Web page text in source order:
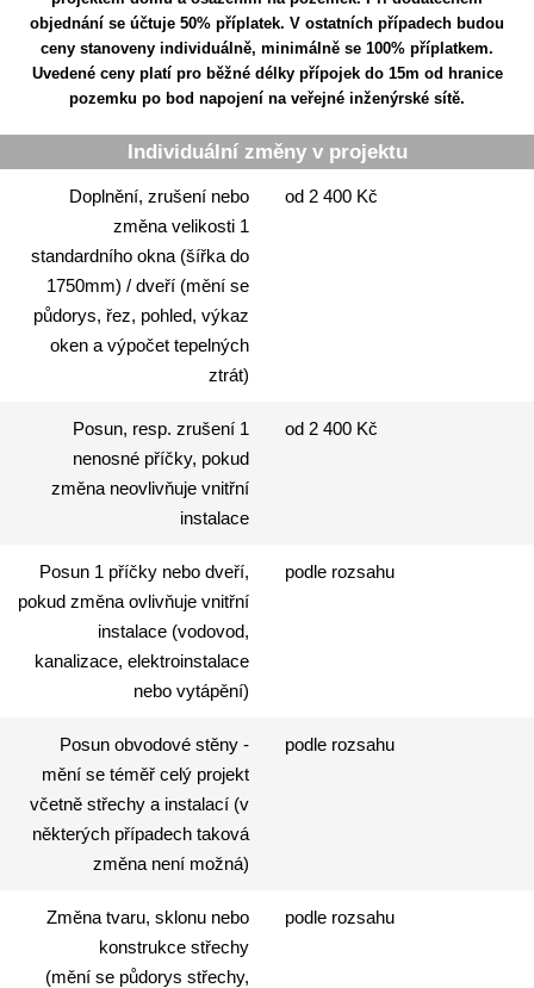
objednání se účtuje 50% příplatek. V ostatních případech budou
ceny stanoveny individuálně, minimálně se 100% příplatkem.
Uvedené ceny platí pro běžné délky přípojek do 15m od hranice
pozemku po bod napojení na veřejné inženýrské sítě.
Individuální změny v projektu
Doplnění, zrušení nebo
změna velikosti 1
standardního okna (šířka do
1750mm) / dveří (mění se
půdorys, řez, pohled, výkaz
oken a výpočet tepelných
ztrát)
od 2 400 Kč
Posun, resp. zrušení 1
nenosné příčky, pokud
změna neovlivňuje vnitřní
instalace
od 2 400 Kč
Posun 1 příčky nebo dveří,
pokud změna ovlivňuje vnitřní
instalace (vodovod,
kanalizace, elektroinstalace
nebo vytápění)
podle rozsahu
Posun obvodové stěny -
mění se téměř celý projekt
včetně střechy a instalací (v
některých případech taková
změna není možná)
podle rozsahu
Změna tvaru, sklonu nebo
konstrukce střechy
(mění se půdorys střechy,
podle rozsahu